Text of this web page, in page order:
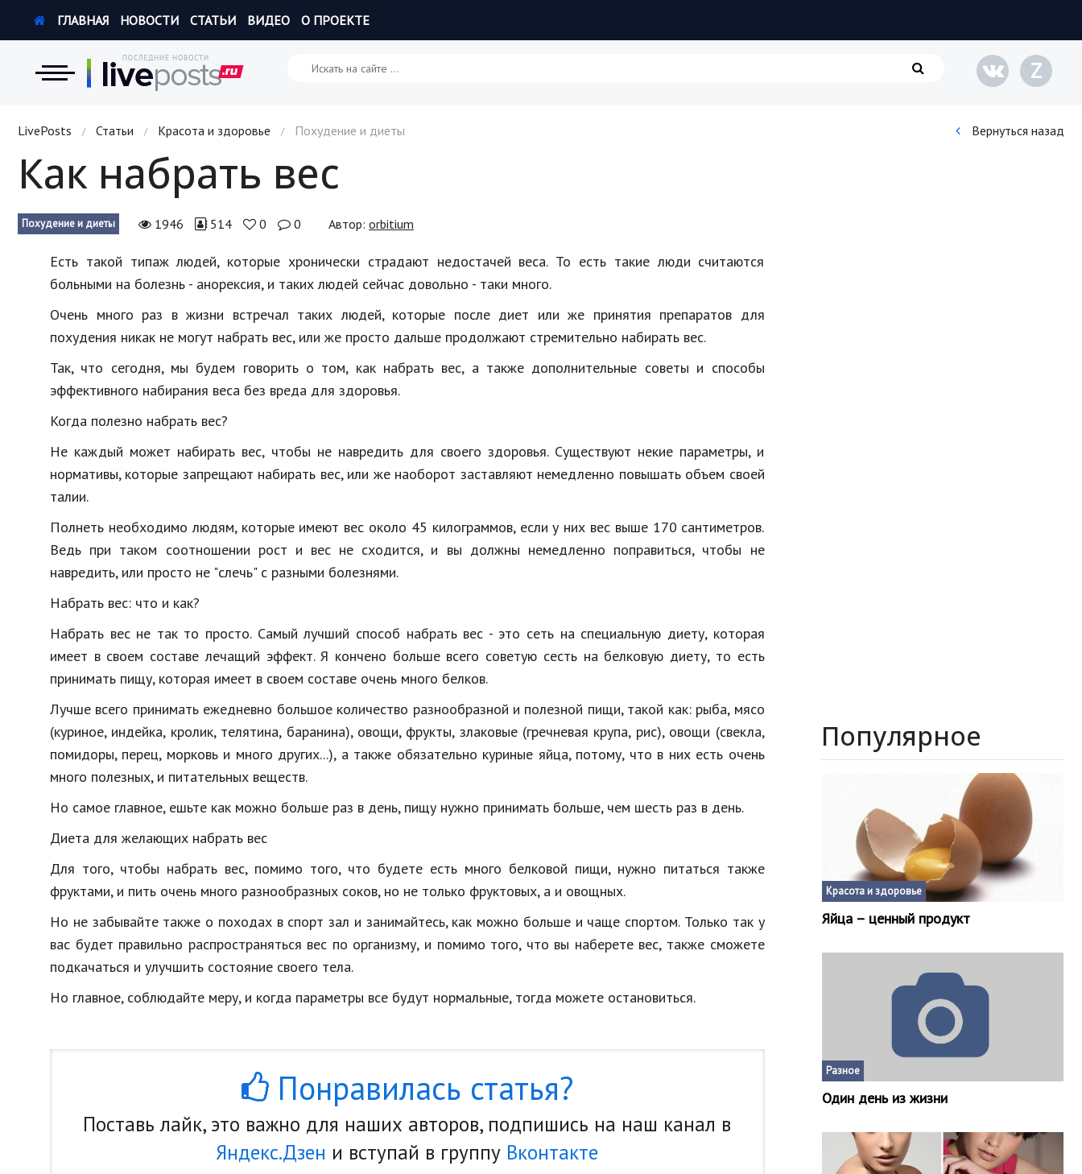
Новости
Экономика
Происшествия
Россия
Наука и техника
Политика
Образование
Авто, мото
Спорт
Знаменитости
Статьи
Рецепты
Hi-Tech. Интернет
Авто, мото
Дом и сад
Недвижимость
Творчество и рукоделие
Работа и бизнес
Животные
Праздники и подарки
Строительство
Мода и стиль
Финансы
Природа
ГЛАВНАЯ НОВОСТИ СТАТЬИ ВИДЕО О ПРОЕКТЕ
Z
LivePosts / Статьи / Красота и здоровье / Похудение и диеты Вернуться назад
Как набрать вес
Похудение и диеты 1946 514 0 0 Автор: orbitium
Есть такой типаж людей, которые хронически страдают недостачей веса. То есть такие люди считаются
больными на болезнь - анорексия, и таких людей сейчас довольно - таки много.
Очень много раз в жизни встречал таких людей, которые после диет или же принятия препаратов для
похудения никак не могут набрать вес, или же просто дальше продолжают стремительно набирать вес.
Так, что сегодня, мы будем говорить о том, как набрать вес, а также дополнительные советы и способы
эффективного набирания веса без вреда для здоровья.
Когда полезно набрать вес?
Не каждый может набирать вес, чтобы не навредить для своего здоровья. Существуют некие параметры, и
нормативы, которые запрещают набирать вес, или же наоборот заставляют немедленно повышать объем своей
талии.
Полнеть необходимо людям, которые имеют вес около 45 килограммов, если у них вес выше 170 сантиметров.
Ведь при таком соотношении рост и вес не сходится, и вы должны немедленно поправиться, чтобы не
навредить, или просто не "слечь" с разными болезнями.
Набрать вес: что и как?
Набрать вес не так то просто. Самый лучший способ набрать вес - это сеть на специальную диету, которая
имеет в своем составе лечащий эффект. Я кончено больше всего советую сесть на белковую диету, то есть
принимать пищу, которая имеет в своем составе очень много белков.
Лучше всего принимать ежедневно большое количество разнообразной и полезной пищи, такой как: рыба, мясо
(куриное, индейка, кролик, телятина, баранина), овощи, фрукты, злаковые (гречневая крупа, рис), овощи (свекла,
помидоры, перец, морковь и много других...), а также обязательно куриные яйца, потому, что в них есть очень
много полезных, и питательных веществ.
Но самое главное, ешьте как можно больше раз в день, пищу нужно принимать больше, чем шесть раз в день.
Диета для желающих набрать вес
Для того, чтобы набрать вес, помимо того, что будете есть много белковой пищи, нужно питаться также
фруктами, и пить очень много разнообразных соков, но не только фруктовых, а и овощных.
Но не забывайте также о походах в спорт зал и занимайтесь, как можно больше и чаще спортом. Только так у
вас будет правильно распространяться вес по организму, и помимо того, что вы наберете вес, также сможете
подкачаться и улучшить состояние своего тела.
Но главное, соблюдайте меру, и когда параметры все будут нормальные, тогда можете остановиться.
Понравилась статья?
Поставь лайк, это важно для наших авторов, подпишись на наш канал в
Яндекс.Дзен и вступай в группу Вконтакте
Популярное
Красота и здоровье
Яйца – ценный продукт
Разное
Один день из жизни